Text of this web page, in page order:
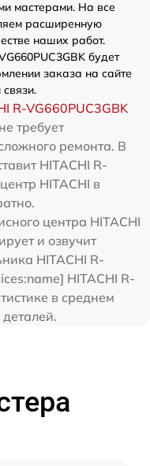
мастерами. На все
расширенную
наших работ.
будет
заказа на сайте
R-VG660PUC3GBK
требует
ремонта. В
HITACHI R-
HITACHI в
центра HITACHI
и озвучит
HITACHI R-
HITACHI R-
в среднем